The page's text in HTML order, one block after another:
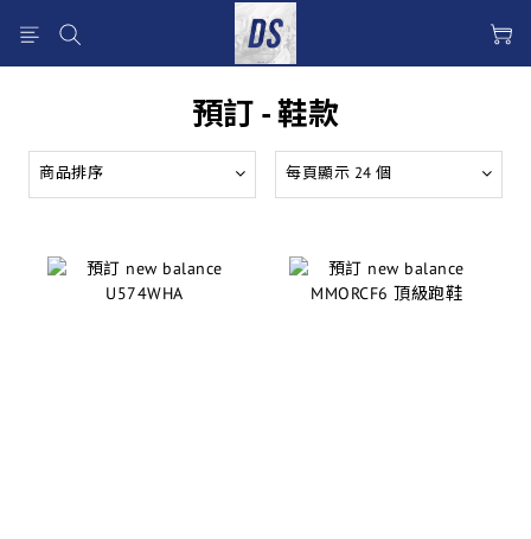
預訂 - 鞋款
商品排序 每頁顯示 24 個